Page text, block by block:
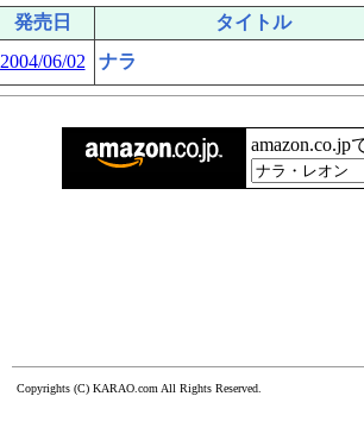
発売日
タイトル
2004/06/02
ナラ
amazon.co.jp
Copyrights (C) KARAO.com All Rights Reserved.